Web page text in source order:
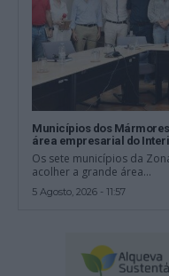
Municípios dos
área empresarial do
Os sete municípios da
acolher a grande área...
5 Agosto, 2026 - 11:57